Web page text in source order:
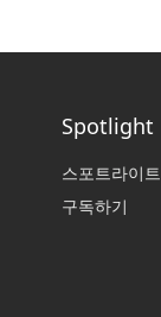
Spotlight
스포트라이트
구독하기